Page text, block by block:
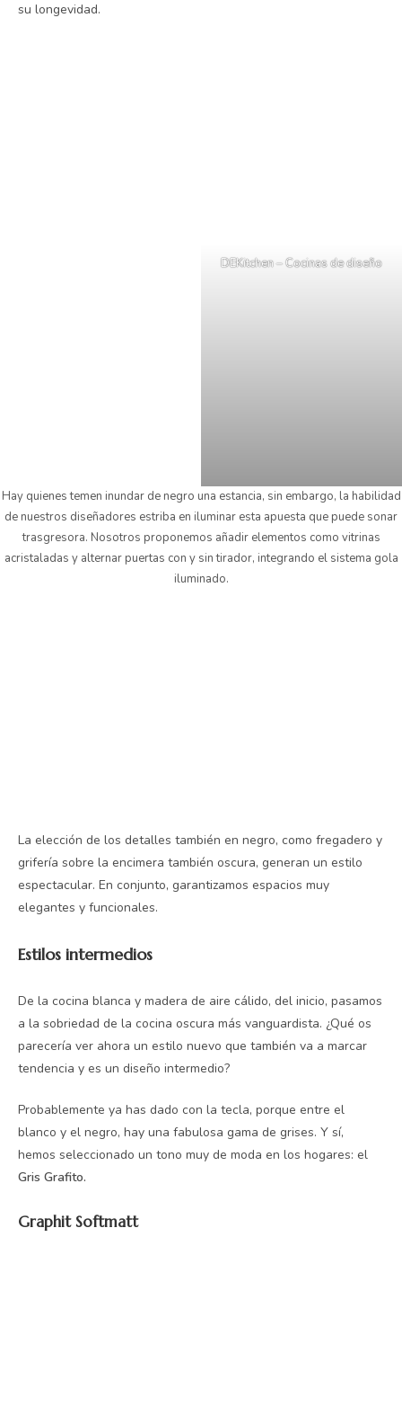
su longevidad.
DEKitchen – Cocinas de diseño
Hay quienes temen inundar de negro una estancia, sin embargo, la habilidad
de nuestros diseñadores estriba en iluminar esta apuesta que puede sonar
trasgresora. Nosotros proponemos añadir elementos como vitrinas
acristaladas y alternar puertas con y sin tirador, integrando el sistema gola
iluminado.
La elección de los detalles también en negro, como fregadero y
grifería sobre la encimera también oscura, generan un estilo
espectacular. En conjunto, garantizamos espacios muy
elegantes y funcionales.
Estilos intermedios
De la cocina blanca y madera de aire cálido, del inicio, pasamos
a la sobriedad de la cocina oscura más vanguardista. ¿Qué os
parecería ver ahora un estilo nuevo que también va a marcar
tendencia y es un diseño intermedio?
Probablemente ya has dado con la tecla, porque entre el
blanco y el negro, hay una fabulosa gama de grises. Y sí,
hemos seleccionado un tono muy de moda en los hogares: el
Gris Grafito.
Graphit Softmatt